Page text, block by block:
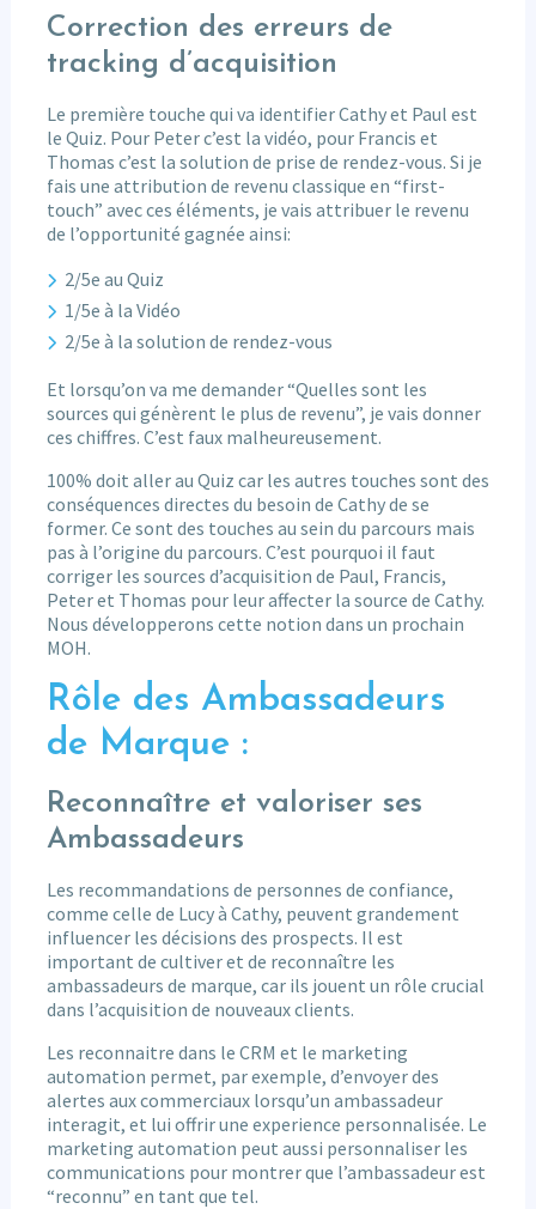
Correction des erreurs de
tracking d’acquisition
Le première touche qui va identifier Cathy et Paul est
le Quiz. Pour Peter c’est la vidéo, pour Francis et
Thomas c’est la solution de prise de rendez-vous. Si je
fais une attribution de revenu classique en “first-
touch” avec ces éléments, je vais attribuer le revenu
de l’opportunité gagnée ainsi:
2/5e au Quiz
1/5e à la Vidéo
2/5e à la solution de rendez-vous
Et lorsqu’on va me demander “Quelles sont les
sources qui génèrent le plus de revenu”, je vais donner
ces chiffres. C’est faux malheureusement.
100% doit aller au Quiz car les autres touches sont des
conséquences directes du besoin de Cathy de se
former. Ce sont des touches au sein du parcours mais
pas à l’origine du parcours. C’est pourquoi il faut
corriger les sources d’acquisition de Paul, Francis,
Peter et Thomas pour leur affecter la source de Cathy.
Nous développerons cette notion dans un prochain
MOH.
Rôle des Ambassadeurs
de Marque :
Reconnaître et valoriser ses
Ambassadeurs
Les recommandations de personnes de confiance,
comme celle de Lucy à Cathy, peuvent grandement
influencer les décisions des prospects. Il est
important de cultiver et de reconnaître les
ambassadeurs de marque, car ils jouent un rôle crucial
dans l’acquisition de nouveaux clients.
Les reconnaitre dans le CRM et le marketing
automation permet, par exemple, d’envoyer des
alertes aux commerciaux lorsqu’un ambassadeur
interagit, et lui offrir une experience personnalisée. Le
marketing automation peut aussi personnaliser les
communications pour montrer que l’ambassadeur est
“reconnu” en tant que tel.